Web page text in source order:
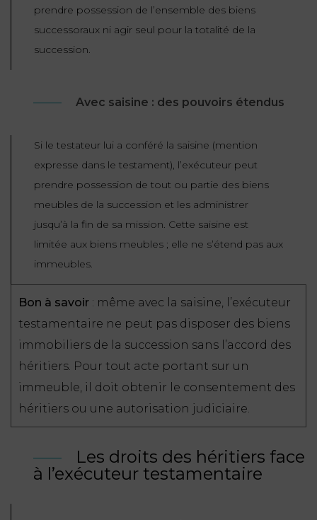
prendre possession de l’ensemble des biens
successoraux ni agir seul pour la totalité de la
succession.
Avec saisine : des pouvoirs étendus
Si le testateur lui a conféré la saisine (mention
expresse dans le testament), l’exécuteur peut
prendre possession de tout ou partie des biens
meubles de la succession et les administrer
jusqu’à la fin de sa mission. Cette saisine est
limitée aux biens meubles ; elle ne s’étend pas aux
immeubles.
Bon à savoir : même avec la saisine, l’exécuteur
testamentaire ne peut pas disposer des biens
immobiliers de la succession sans l’accord des
héritiers. Pour tout acte portant sur un
immeuble, il doit obtenir le consentement des
héritiers ou une autorisation judiciaire.
Les droits des héritiers face
à l’exécuteur testamentaire